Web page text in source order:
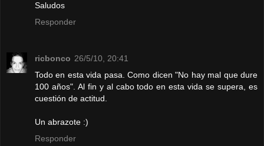
Saludos
Responder
ricbonco 26/5/10, 20:41
Todo en esta vida pasa. Como dicen "No hay mal que dure
100 años". Al fin y al cabo todo en esta vida se supera, es
cuestión de actitud.
Un abrazote :)
Responder